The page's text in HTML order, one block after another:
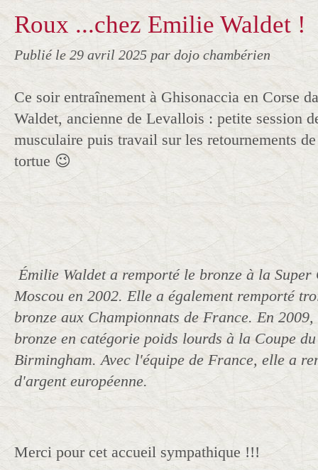
Roux ...chez Emilie Waldet !
Publié le 29 avril 2025 par dojo chambérien
Ce soir entraînement à Ghisonaccia en Corse
Waldet, ancienne de Levallois : petite session
musculaire puis travail sur les retournements
tortue 😉
Émilie Waldet a remporté le bronze à la Super
Moscou en 2002. Elle a également remporté
bronze aux Championnats de France. En
bronze en catégorie poids lourds à la Coupe
Birmingham. Avec l'équipe de France, elle a
d'argent européenne.
Merci pour cet accueil sympathique !!!